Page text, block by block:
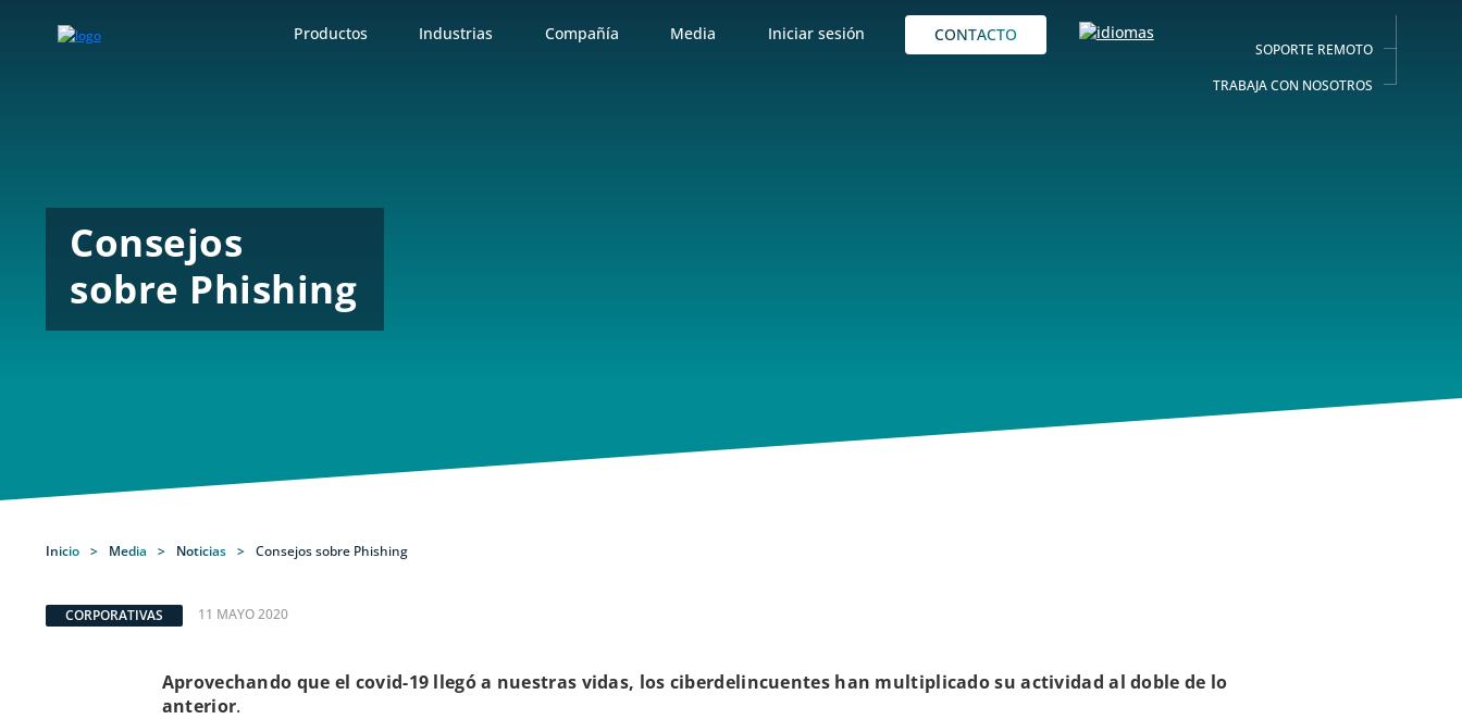
Productos Industrias Compañía Media Iniciar sesión CONTACTO
SOPORTE REMOTO
TRABAJA CON NOSOTROS
Consejos
sobre Phishing
Inicio > Media > Noticias > Consejos sobre Phishing
CORPORATIVAS 11 MAYO 2020
Aprovechando que el covid-19 llegó a nuestras vidas, los ciberdelincuentes han multiplicado su actividad al doble de lo
anterior.